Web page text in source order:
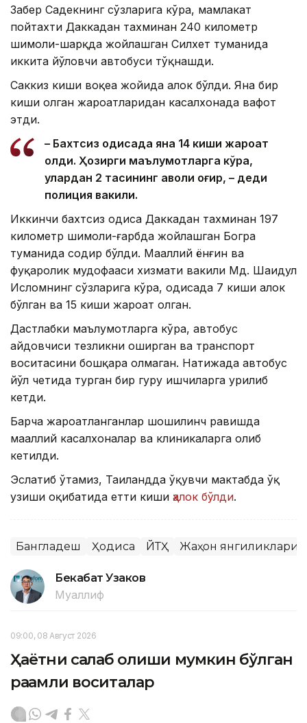
Забер Садекнинг сўзларига кўра, мамлакат
пойтахти Даккадан тахминан 240 километр
шимоли-шарқда жойлашган Силхет туманида
иккита йўловчи автобуси тўқнашди.
Саккиз киши воқеа жойида ҳалок бўлди. Яна бир
киши олган жароҳатларидан касалхонада вафот
этди.
– Бахтсиз ҳодисада яна 14 киши жароҳат
олди. Ҳозирги маълумотларга кўра,
улардан 2 тасининг аҳволи оғир, – деди
полиция вакили.
Иккинчи бахтсиз ҳодиса Даккадан тахминан 197
километр шимоли-ғарбда жойлашган Богра
туманида содир бўлди. Маҳаллий ёнғин ва
фуқаролик мудофааси хизмати вакили Мд. Шаҳидул
Исломнинг сўзларига кўра, ҳодисада 7 киши ҳалок
бўлган ва 15 киши жароҳат олган.
Дастлабки маълумотларга кўра, автобус
ҳайдовчиси тезликни оширган ва транспорт
воситасини бошқара олмаган. Натижада автобус
йўл четида турган бир гуруҳ ишчиларга урилиб
кетди.
Барча жароҳатланганлар шошилинч равишда
маҳаллий касалхоналар ва клиникаларга олиб
кетилди.
Эслатиб ўтамиз, Таиландда ўқувчи мактабда ўқ
узиши оқибатида етти киши ҳалок бўлди.
Бангладеш Ҳодиса ЙТҲ Жаҳон янгиликлари
Бекабат Узаков
Муаллиф
09:00, 08 Август 2026
Ҳаётни сақлаб қолиши мумкин бўлган
рақамли воситалар